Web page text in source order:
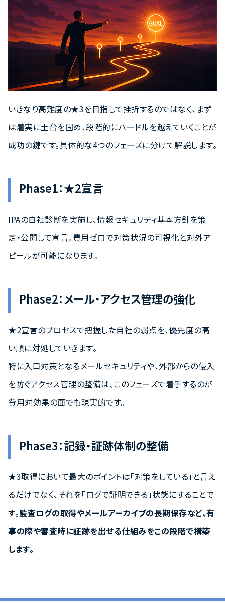
いきなり高難度の★3を目指して挫折するのではなく、まず
は着実に土台を固め、段階的にハードルを越えていくことが
成功の鍵です。具体的な4つのフェーズに分けて解説します。
Phase1：★2宣言
IPAの自社診断を実施し、情報セキュリティ基本方針を策
定・公開して宣言。費用ゼロで対策状況の可視化と対外ア
ピールが可能になります。
Phase2：メール・アクセス管理の強化
★2宣言のプロセスで把握した自社の弱点を、優先度の高
い順に対処していきます。
特に入口対策となるメールセキュリティや、外部からの侵入
を防ぐアクセス管理の整備は、このフェーズで着手するのが
費用対効果の面でも現実的です。
Phase3：記録・証跡体制の整備
★3取得において最大のポイントは「対策をしている」と言え
るだけでなく、それを「ログで証明できる」状態にすることで
す。監査ログの取得やメールアーカイブの長期保存など、有
事の際や審査時に証跡を出せる仕組みをこの段階で構築
します。